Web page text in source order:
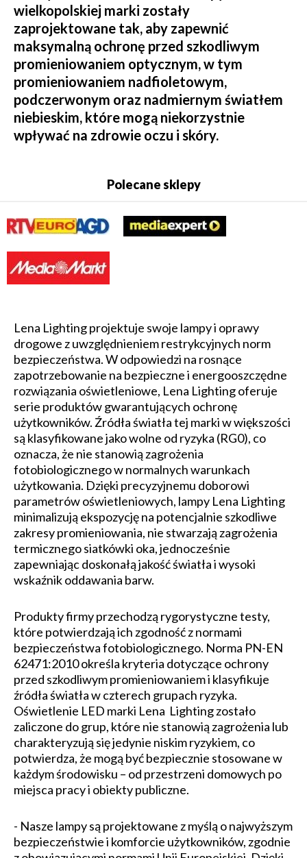
wielkopolskiej marki zostały
zaprojektowane tak, aby zapewnić
maksymalną ochronę przed szkodliwym
promieniowaniem optycznym, w tym
promieniowaniem nadfioletowym,
podczerwonym oraz nadmiernym światłem
niebieskim, które mogą niekorzystnie
wpływać na zdrowie oczu i skóry.
Polecane sklepy
Lena Lighting projektuje swoje lampy i oprawy
drogowe z uwzględnieniem restrykcyjnych norm
bezpieczeństwa. W odpowiedzi na rosnące
zapotrzebowanie na bezpieczne i energooszczędne
rozwiązania oświetleniowe, Lena Lighting oferuje
serie produktów gwarantujących ochronę
użytkowników. Źródła światła tej marki w większości
są klasyfikowane jako wolne od ryzyka (RG0), co
oznacza, że nie stanowią zagrożenia
fotobiologicznego w normalnych warunkach
użytkowania. Dzięki precyzyjnemu doborowi
parametrów oświetleniowych, lampy Lena Lighting
minimalizują ekspozycję na potencjalnie szkodliwe
zakresy promieniowania, nie stwarzają zagrożenia
termicznego siatkówki oka, jednocześnie
zapewniając doskonałą jakość światła i wysoki
wskaźnik oddawania barw.
Produkty firmy przechodzą rygorystyczne testy,
które potwierdzają ich zgodność z normami
bezpieczeństwa fotobiologicznego. Norma PN-EN
62471:2010 określa kryteria dotyczące ochrony
przed szkodliwym promieniowaniem i klasyfikuje
źródła światła w czterech grupach ryzyka.
Oświetlenie LED marki Lena Lighting zostało
zaliczone do grup, które nie stanowią zagrożenia lub
charakteryzują się jedynie niskim ryzykiem, co
potwierdza, że mogą być bezpiecznie stosowane w
każdym środowisku – od przestrzeni domowych po
miejsca pracy i obiekty publiczne.
- Nasze lampy są projektowane z myślą o najwyższym
bezpieczeństwie i komforcie użytkowników, zgodnie